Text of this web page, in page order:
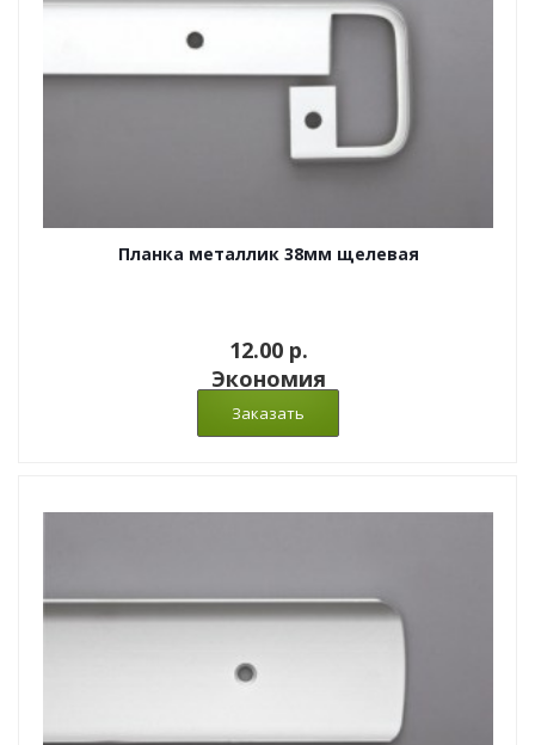
Планка металлик 38мм щелевая
12.00 p.
Экономия